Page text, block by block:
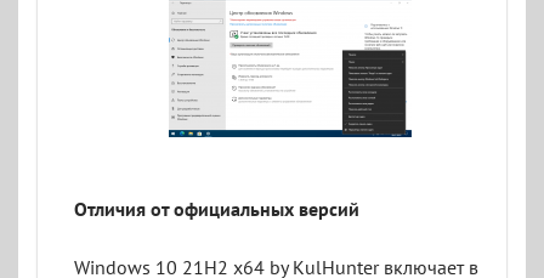
Отличия от официальных версий
Windows 10 21H2 x64 by KulHunter включает в